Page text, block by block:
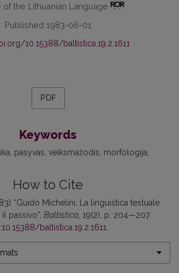
of the Lithuanian Language
Published 1983-06-01
10.15388/baltistica.19.2.1611
PDF
Keywords
pasyvas veiksmažodis morfologija
How to Cite
“Guido Michelini, La linguistica testuale
passivo”, Baltistica , 19(2), p. 204—207.
10.15388/baltistica.19.2.1611